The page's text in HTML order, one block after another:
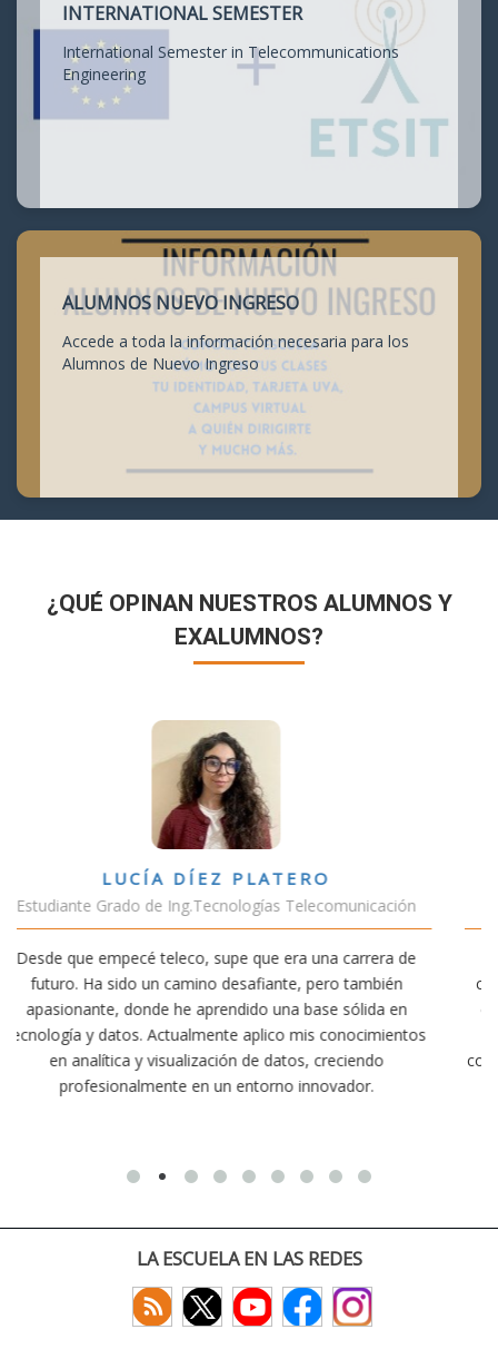
INTERNATIONAL SEMESTER
International Semester in Telecommunications
Engineering
ALUMNOS NUEVO INGRESO
Accede a toda la información necesaria para los
Alumnos de Nuevo Ingreso
¿QUÉ OPINAN NUESTROS ALUMNOS Y
EXALUMNOS?
de
en
VÍCTOR SÁNCHEZ VALENCIA
Estudiante Doble Grado Teleco-ADE
Estudiar teleco me ha permitido comprender cómo
conectividad afecta nuestra vida diaria. Aunque la
exige esfuerzo, he dedicado parte de mi tiempo a
actividades como el salvamento y socorrismo. Estoy
convencido de que elegir teleco ha sido una de las
decisiones que he tomado.
LA ESCUELA EN LAS REDES